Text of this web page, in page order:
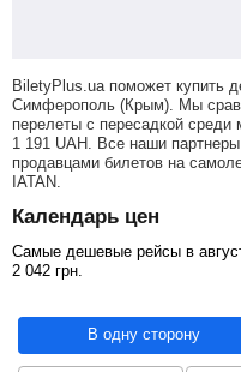
BiletyPlus.ua поможет купить
Симферополь (Крым). Мы
перелеты с пересадкой среди
1 191 UAH . Все наши
продавцами билетов на
IATAN.
Календарь цен
Самые дешевые рейсы в
2 042 грн
В одну сторону